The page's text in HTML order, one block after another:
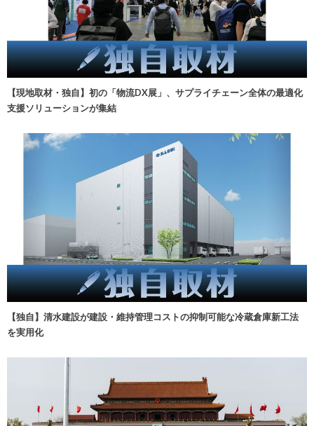
【現地取材・独自】初の「物流DX展」、サプライチェーン全体の最適化
支援ソリューションが集結
【独自】清水建設が建設・維持管理コストの抑制可能な冷蔵倉庫新工法
を実用化